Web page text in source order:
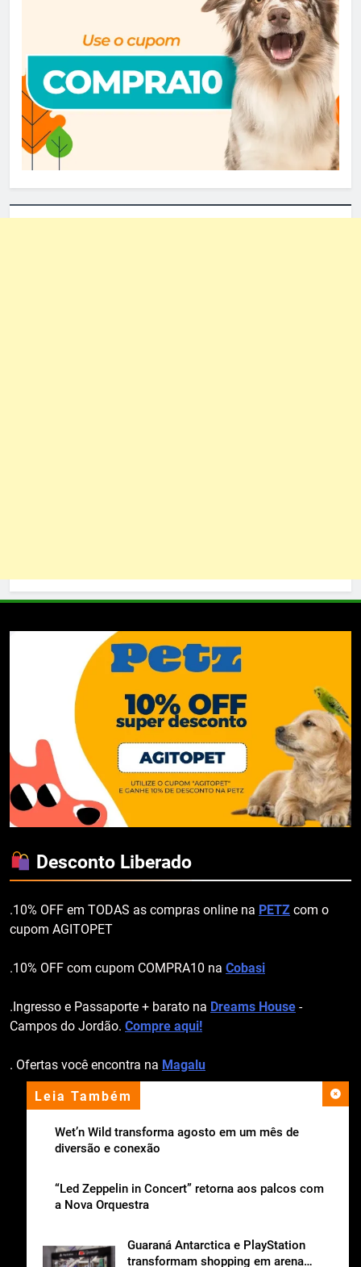
Leia Também
Wet’n Wild transforma agosto em um mês de
diversão e conexão
“Led Zeppelin in Concert” retorna aos palcos com
a Nova Orquestra
Guaraná Antarctica e PlayStation
transformam shopping em arena
Desconto Liberado
.10% OFF em TODAS as compras online na PETZ com o
cupom AGITOPET
.10% OFF com cupom COMPRA10 na Cobasi
.Ingresso e Passaporte + barato na Dreams House -
Campos do Jordão. Compre aqui!
. Ofertas você encontra na Magalu
apoio institucional